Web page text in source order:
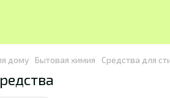
дому Бытовая химия Средства для